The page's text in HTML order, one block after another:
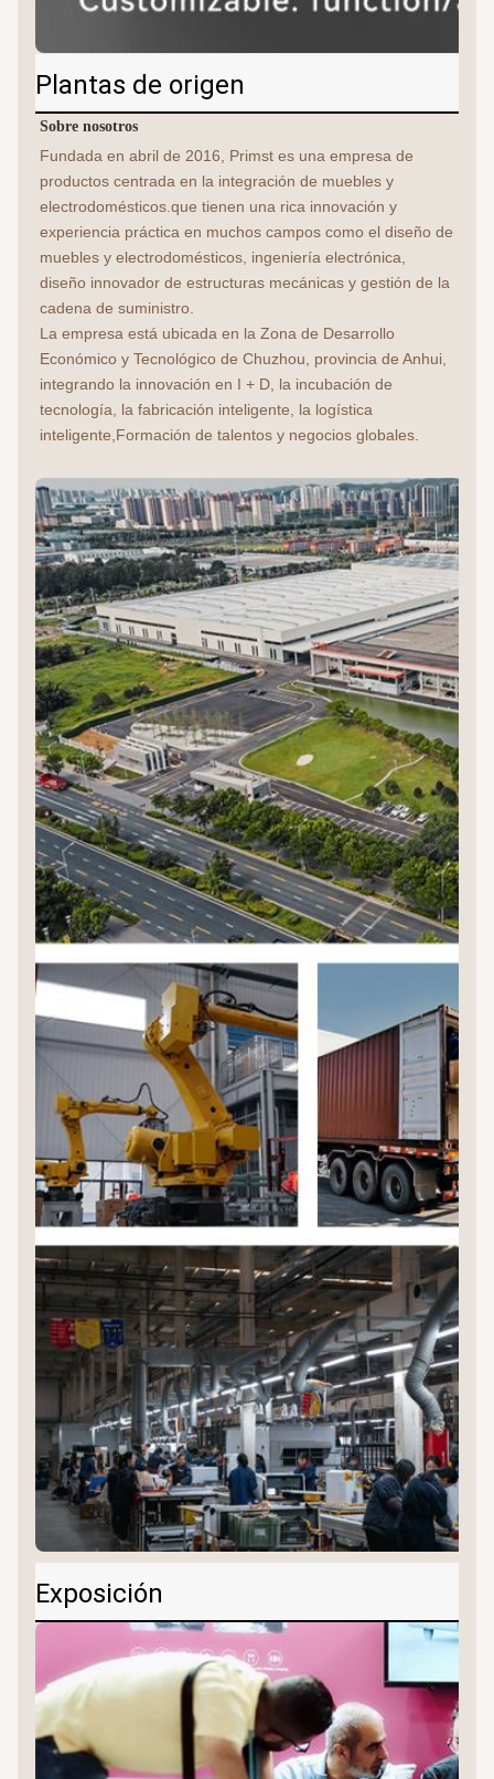
Plantas de origen
Sobre nosotros
Fundada en abril de 2016, Primst es una empresa de
productos centrada en la integración de muebles y
electrodomésticos.que tienen una rica innovación y
experiencia práctica en muchos campos como el diseño de
muebles y electrodomésticos, ingeniería electrónica,
diseño innovador de estructuras mecánicas y gestión de la
cadena de suministro.
La empresa está ubicada en la Zona de Desarrollo
Económico y Tecnológico de Chuzhou, provincia de Anhui,
integrando la innovación en I + D, la incubación de
tecnología, la fabricación inteligente, la logística
inteligente,Formación de talentos y negocios globales.
Exposición